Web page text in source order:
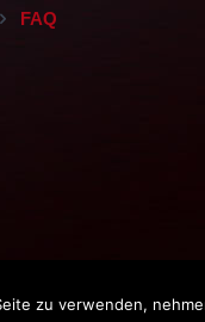
FAQ
zu verwenden,